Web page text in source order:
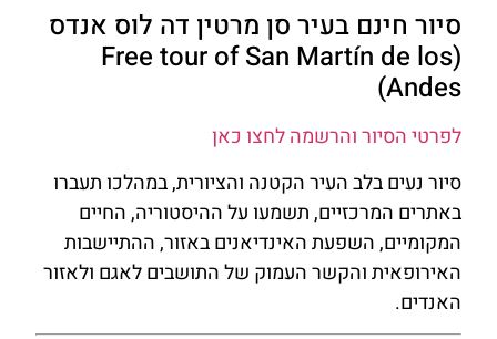
סיור חינם בעיר סן מרטין דה לוס אנדס
(Free tour of San Martín de los
Andes)
לפרטי הסיור והרשמה לחצו כאן
סיור נעים בלב העיר הקטנה והציורית, במהלכו תעברו
באתרים המרכזיים, תשמעו על ההיסטוריה, החיים
המקומיים, השפעת האינדיאנים באזור, ההתיישבות
האירופאית והקשר העמוק של התושבים לאגם ולאזור
האנדים.